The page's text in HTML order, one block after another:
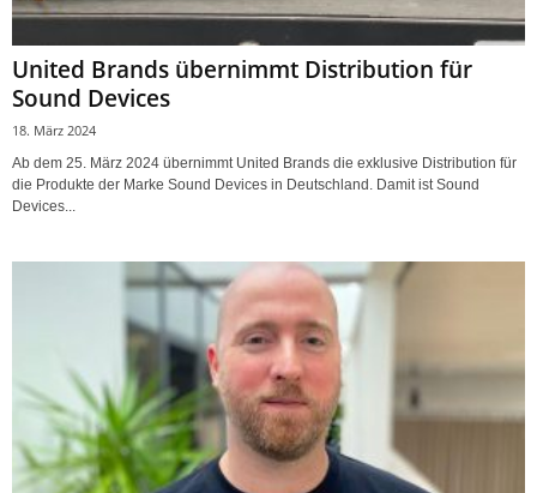
United Brands übernimmt Distribution für
Sound Devices
18. März 2024
Ab dem 25. März 2024 übernimmt United Brands die exklusive Distribution für
die Produkte der Marke Sound Devices in Deutschland. Damit ist Sound
Devices...